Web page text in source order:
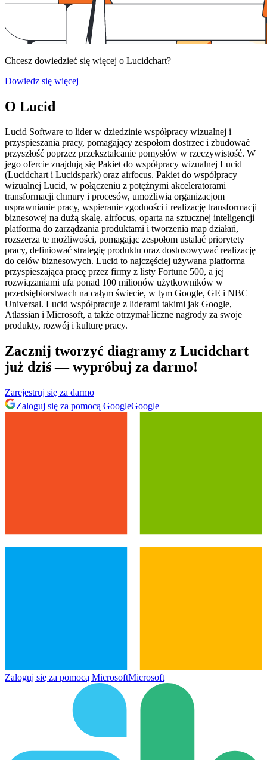
Chcesz dowiedzieć się więcej o Lucidchart?
Dowiedz się więcej
O Lucid
Lucid Software to lider w dziedzinie współpracy wizualnej i
przyspieszania pracy, pomagający zespołom dostrzec i zbudować
przyszłość poprzez przekształcanie pomysłów w rzeczywistość. W
jego ofercie znajdują się Pakiet do współpracy wizualnej Lucid
(Lucidchart i Lucidspark) oraz airfocus. Pakiet do współpracy
wizualnej Lucid, w połączeniu z potężnymi akceleratorami
transformacji chmury i procesów, umożliwia organizacjom
usprawnianie pracy, wspieranie zgodności i realizację transformacji
biznesowej na dużą skalę. airfocus, oparta na sztucznej inteligencji
platforma do zarządzania produktami i tworzenia map działań,
rozszerza te możliwości, pomagając zespołom ustalać priorytety
pracy, definiować strategię produktu oraz dostosowywać realizację
do celów biznesowych. Lucid to najczęściej używana platforma
przyspieszająca pracę przez firmy z listy Fortune 500, a jej
rozwiązaniami ufa ponad 100 milionów użytkowników w
przedsiębiorstwach na całym świecie, w tym Google, GE i NBC
Universal. Lucid współpracuje z liderami takimi jak Google,
Atlassian i Microsoft, a także otrzymał liczne nagrody za swoje
produkty, rozwój i kulturę pracy.
Zacznij tworzyć diagramy z Lucidchart
już dziś — wypróbuj za darmo!
Zarejestruj się za darmo
Zaloguj się za pomocą GoogleGoogle
Zaloguj się za pomocą MicrosoftMicrosoft